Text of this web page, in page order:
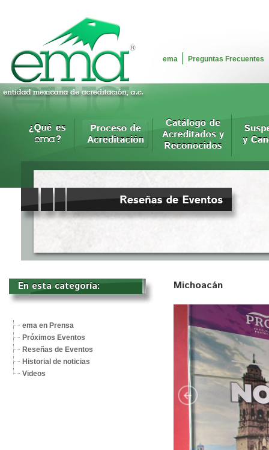
ema Preguntas Frecuentes
Michoacán
En esta categoría:
ema en Prensa
Próximos Eventos
Reseñas de Eventos
Historial de noticias
Videos